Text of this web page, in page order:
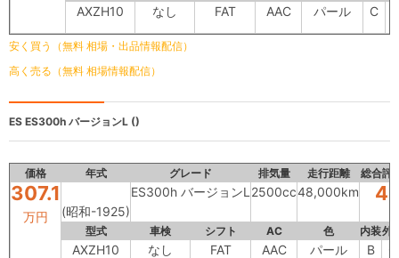
AXZH10 なし FAT AAC パール C
安く買う（無料 相場・出品情報配信）
高く売る（無料 相場情報配信）
ES ES300h バージョンL ()
価格 年式 グレード 排気量 走行距離 総合評
307.1
万円 (昭和-1925)
ES300h バージョンL 2500cc48,000km 4
型式 車検 シフト AC 色 内装外
AXZH10 なし FAT AAC パール B